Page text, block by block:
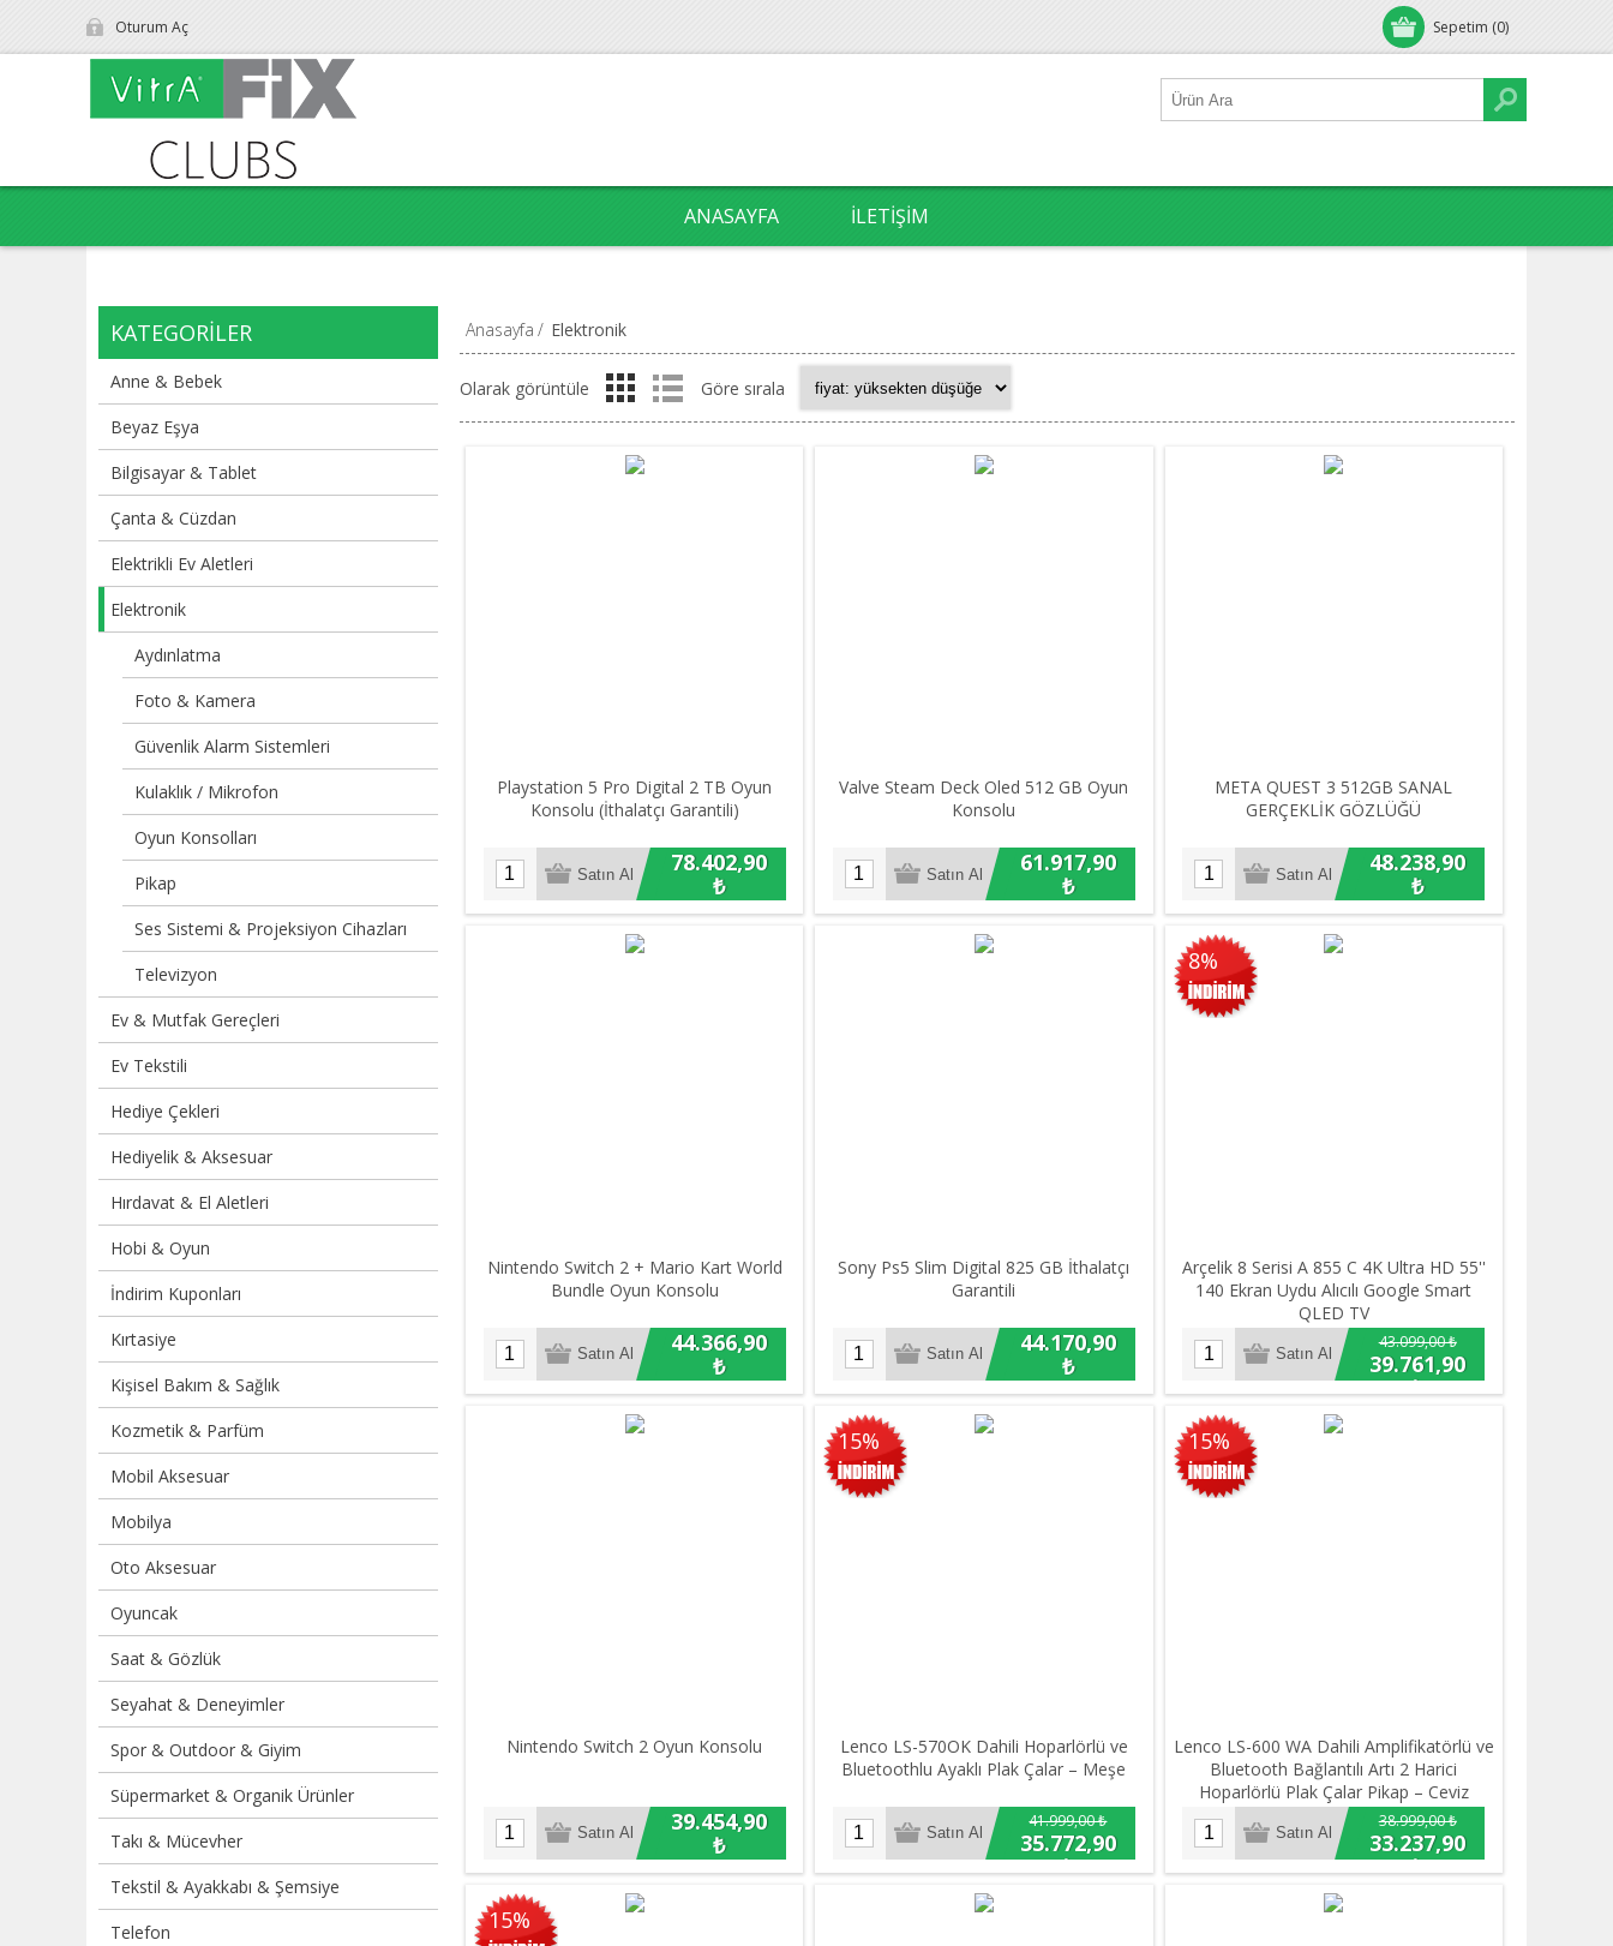
Sepetim (0)
Oturum Aç
ANASAYFA İLETIŞIM
KATEGORILER
Anne & Bebek
Beyaz Eşya
Bilgisayar & Tablet
Çanta & Cüzdan
Elektrikli Ev Aletleri
Elektronik
Aydınlatma
Foto & Kamera
Güvenlik Alarm Sistemleri
Kulaklık / Mikrofon
Oyun Konsolları
Pikap
Ses Sistemi & Projeksiyon Cihazları
Televizyon
Ev & Mutfak Gereçleri
Ev Tekstili
Hediye Çekleri
Hediyelik & Aksesuar
Hırdavat & El Aletleri
Hobi & Oyun
İndirim Kuponları
Kırtasiye
Kişisel Bakım & Sağlık
Kozmetik & Parfüm
Mobil Aksesuar
Mobilya
Oto Aksesuar
Oyuncak
Saat & Gözlük
Seyahat & Deneyimler
Spor & Outdoor & Giyim
Süpermarket & Organik Ürünler
Takı & Mücevher
Tekstil & Ayakkabı & Şemsiye
Telefon
Anasayfa / Elektronik
Olarak görüntüle Göre sırala
Playstation 5 Pro Digital 2 TB Oyun
Konsolu (İthalatçı Garantili)
78.402,90
₺
Valve Steam Deck Oled 512 GB Oyun
Konsolu
61.917,90
₺
META QUEST 3 512GB SANAL
GERÇEKLİK GÖZLÜĞÜ
48.238,90
₺
Nintendo Switch 2 + Mario Kart World
Bundle Oyun Konsolu
44.366,90
₺
Sony Ps5 Slim Digital 825 GB İthalatçı
Garantili
44.170,90
₺
8%
Arçelik 8 Serisi A 855 C 4K Ultra HD 55''
140 Ekran Uydu Alıcılı Google Smart
QLED TV
43.099,00 ₺
39.761,90
₺
Nintendo Switch 2 Oyun Konsolu
39.454,90
₺
15%
Lenco LS-570OK Dahili Hoparlörlü ve
Bluetoothlu Ayaklı Plak Çalar – Meşe
41.999,00 ₺
35.772,90
₺
15%
Lenco LS-600 WA Dahili Amplifikatörlü ve
Bluetooth Bağlantılı Artı 2 Harici
Hoparlörlü Plak Çalar Pikap – Ceviz
38.999,00 ₺
33.237,90
₺
15%